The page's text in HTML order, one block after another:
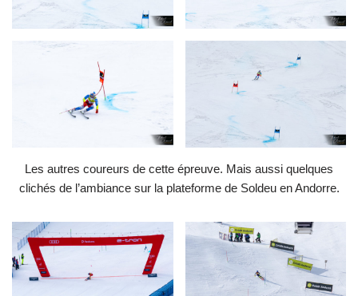
Les autres coureurs de cette épreuve. Mais aussi quelques
clichés de l’ambiance sur la plateforme de Soldeu en Andorre.